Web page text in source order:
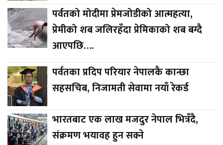
पर्वतको मोदीमा प्रेमजोडीको आत्महत्या,
प्रेमीको शब जलिरहँदा प्रेमिकाको शब बग्दै
आएपछि….
पर्वतका प्रदिप परियार नेपालकै कान्छा
सहसचिब, निजामती सेवामा नयाँ रेकर्ड
भारतबाट एक लाख मजदुर नेपाल भित्रँदै,
संक्रमण भयावह हुन सक्ने